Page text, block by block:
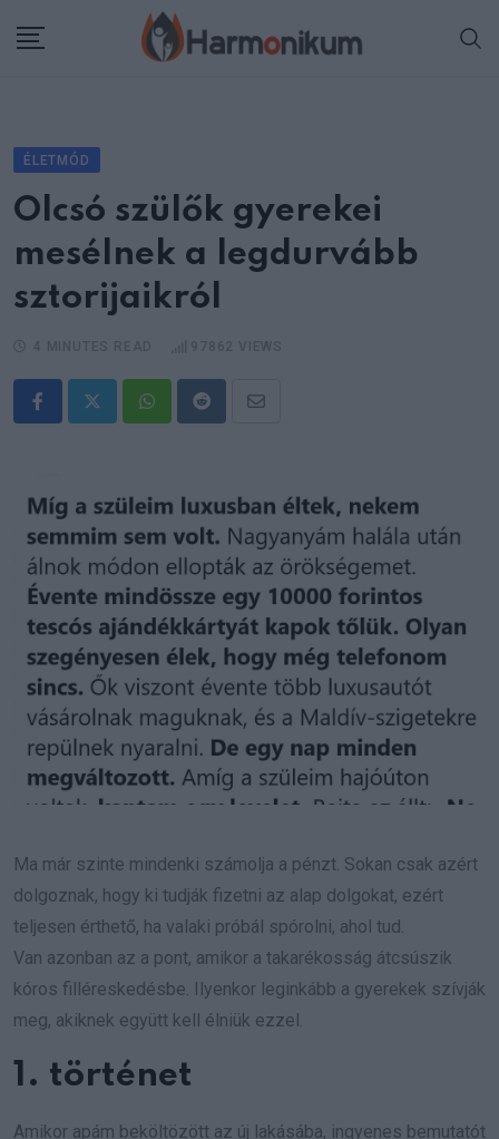
ÉLETMÓD
Olcsó szülők gyerekei
mesélnek a legdurvább
sztorijaikról
WhatsappRedditShare
Ma már szinte mindenki számolja a pénzt. Sokan csak azért
dolgoznak, hogy ki tudják fizetni az alap dolgokat, ezért
teljesen érthető, ha valaki próbál spórolni, ahol tud.
Van azonban az a pont, amikor a takarékosság átcsúszik
kóros filléreskedésbe. Ilyenkor leginkább a gyerekek szívják
meg, akiknek együtt kell élniük ezzel.
1. történet
Amikor apám beköltözött az új lakásába, ingyenes bemutatót